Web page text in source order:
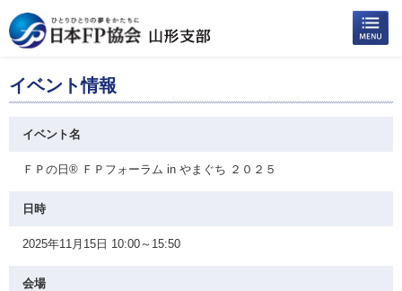
イベント情報
イベント名
ＦＰの日® ＦＰフォーラム in やまぐち ２０２５
日時
2025年11月15日 10:00～15:50
会場